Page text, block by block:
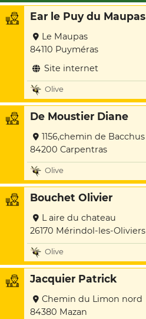
Ear le Puy du Maupas
Le Maupas
84110 Puyméras
Site internet
Olive
De Moustier Diane
1156,chemin de Bacchus
84200 Carpentras
Olive
Bouchet Olivier
L aire du chateau
26170 Mérindol-les-Oliviers
Olive
Jacquier Patrick
Chemin du Limon nord
84380 Mazan